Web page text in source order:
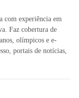
com experiência em
Faz cobertura de
olímpicos e e-
portais de notícias,